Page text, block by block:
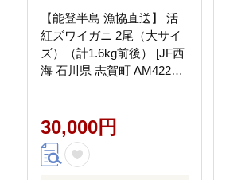
【能登半島 漁協直送】 活
紅ズワイガニ 2尾（大サイ
ズ）（計1.6kg前後） [JF西
海 石川県 志賀町 AM4220]
30,000円